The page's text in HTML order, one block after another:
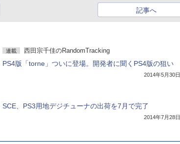
記事へ
連載 西田宗千佳のRandomTracking
PS4版「torne」ついに登場。開発者に聞くPS4版の狙い
2014年5月30日
SCE、PS3用地デジチューナの出荷を7月で完了
2014年7月28日